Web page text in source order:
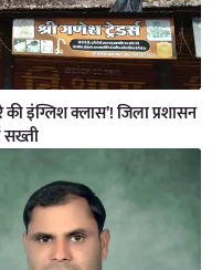
इंग्लिश क्लास’! जिला प्रशासन
सख्ती